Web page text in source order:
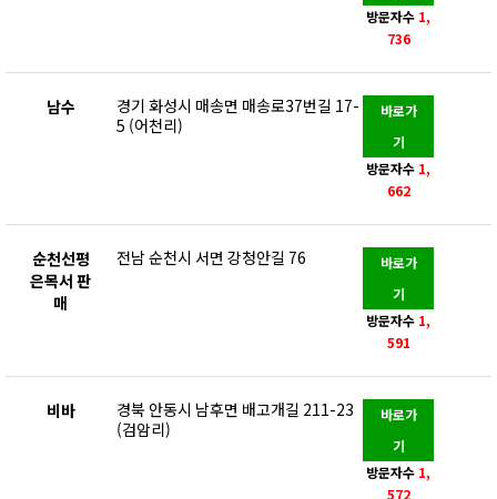
방문자수 1,
736
남수
경기 화성시 매송면 매송로37번길 17-
5 (어천리)
바로가
기
방문자수 1,
662
순천선평
은목서 판
매
전남 순천시 서면 강청안길 76
바로가
기
방문자수 1,
591
비바
경북 안동시 남후면 배고개길 211-23
(검암리)
바로가
기
방문자수 1,
572